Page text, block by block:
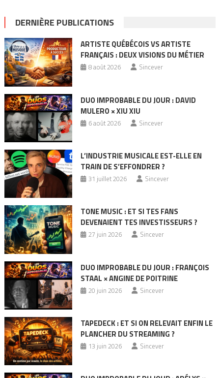
DERNIÈRE PUBLICATIONS
ARTISTE QUÉBÉCOIS VS ARTISTE
FRANÇAIS : DEUX VISIONS DU MÉTIER
8 août 2026 Sincever
DUO IMPROBABLE DU JOUR : DAVID
MULERO × XIU XIU
6 août 2026 Sincever
L’INDUSTRIE MUSICALE EST-ELLE EN
TRAIN DE S’EFFONDRER ?
31 juillet 2026 Sincever
TONE MUSIC : ET SI TES FANS
DEVENAIENT TES INVESTISSEURS ?
27 juin 2026 Sincever
DUO IMPROBABLE DU JOUR : FRANÇOIS
STAAL × ANGINE DE POITRINE
20 juin 2026 Sincever
TAPEDECK : ET SI ON RELEVAIT ENFIN LE
PLANCHER DU STREAMING ?
13 juin 2026 Sincever